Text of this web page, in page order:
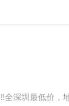
全深圳最低价，